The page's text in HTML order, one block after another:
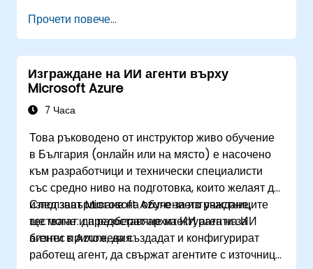
Прочети повече...
Изграждане на ИИ агенти върху
Microsoft Azure
7 Часа
Това ръководено от инструктор живо обучение
в България (онлайн или на място) е насочено
към разработчици и технически специалисти
със средно ниво на подготовка, които желаят да
използват Microsoft Azure за изграждане,
тестване и предоставяне на ИИ агенти за
бизнес приложения.
След завършване на обучението участниците
ще могат: да разберат архитектурата на ИИ
агенти в Azure, да създадат и конфигурират
работещ агент, да свържат агентите с източници